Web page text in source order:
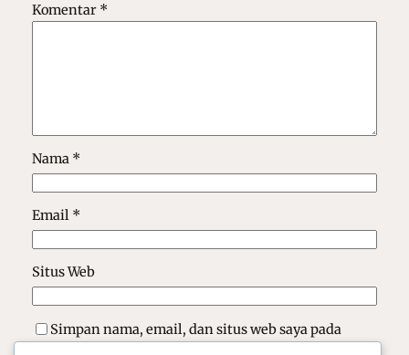
Komentar *
Nama *
Email *
Situs Web
Simpan nama, email, dan situs web saya pada